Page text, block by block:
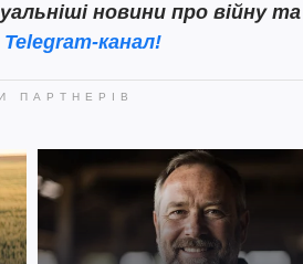
новини про війну та
канал!